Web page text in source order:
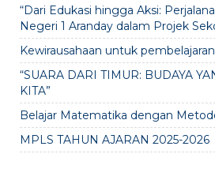
“Dari Edukasi hingga Aksi:
Negeri 1 Aranday dalam Projek
Kewirausahaan untuk
“SUARA DARI TIMUR: BUDAYA
KITA”
Belajar Matematika dengan
MPLS TAHUN AJARAN 2025-2026